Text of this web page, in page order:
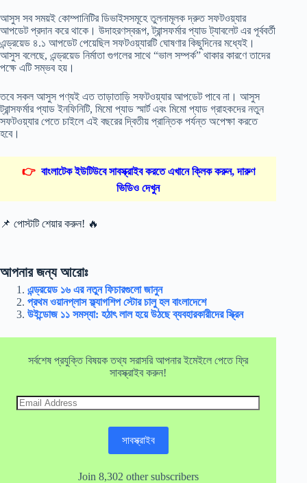
আসুস সব সময়ই কোম্পানিটির ডিভাইসসমূহে তুলনামূলক দ্রুত সফটওয়্যার
আপডেট প্রদান করে থাকে। উদাহরণস্বরূপ, ট্রান্সফর্মার প্যাড ট্যাবলেট এর পূর্ববর্তী
এন্ড্রয়েড ৪.১ আপডেট পেয়েছিল সফটওয়্যারটি ঘোষণার কিছুদিনের মধ্যেই।
আসুস বলেছে, এন্ড্রয়েড নির্মাতা গুগলের সাথে “ভাল সম্পর্ক” থাকার কারণে তাদের
পক্ষে এটি সম্ভব হয়।
তবে সকল আসুস পণ্যই এত তাড়াতাড়ি সফটওয়্যার আপডেট পাবে না। আসুস
ট্রান্সফর্মার প্যাড ইনফিনিটি, মিমো প্যাড স্মার্ট এবং মিমো প্যাড গ্রাহকদের নতুন
সফটওয়্যার পেতে চাইলে এই বছরের দ্বিতীয় প্রান্তিক পর্যন্ত অপেক্ষা করতে
হবে।
👉 বাংলাটেক ইউটিউবে সাবস্ক্রাইব করতে এখানে ক্লিক করুন, দারুণ
ভিডিও দেখুন
📌 পোস্টটি শেয়ার করুন! 🔥
আপনার জন্য আরোঃ
এন্ড্রয়েড ১৬ এর নতুন ফিচারগুলো জানুন
প্রথম ওয়ানপ্লাস ফ্ল্যাগশিপ স্টোর চালু হল বাংলাদেশে
উইন্ডোজ ১১ সমস্যা: হঠাৎ লাল হয়ে উঠছে ব্যবহারকারীদের স্ক্রিন
সর্বশেষ প্রযুক্তি বিষয়ক তথ্য সরাসরি আপনার ইমেইলে পেতে ফ্রি
সাবস্ক্রাইব করুন!
Email
Address
সাবস্ক্রাইব
Join 8,302 other subscribers